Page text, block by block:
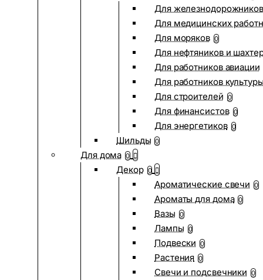
Для железнодорожников
Для медицинских
Для моряков 0
Для нефтяников и
Для работников авиации
Для работников
Для строителей 0
Для финансистов 0
Для энергетиков 0
Шильды 0
Для дома 0
Декор 0
Ароматические свечи 0
Ароматы для дома 0
Вазы 0
Лампы 0
Подвески 0
Растения 0
Свечи и подсвечники 0